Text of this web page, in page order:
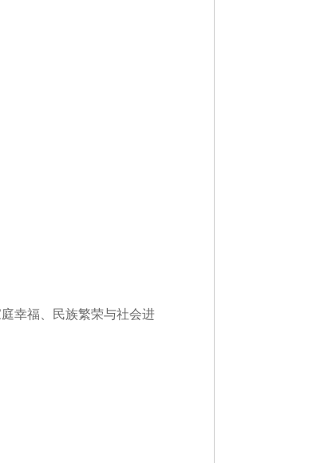
幸福、民族繁荣与社会进